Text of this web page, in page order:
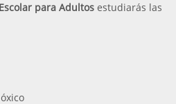
para Adultos estudiarás las